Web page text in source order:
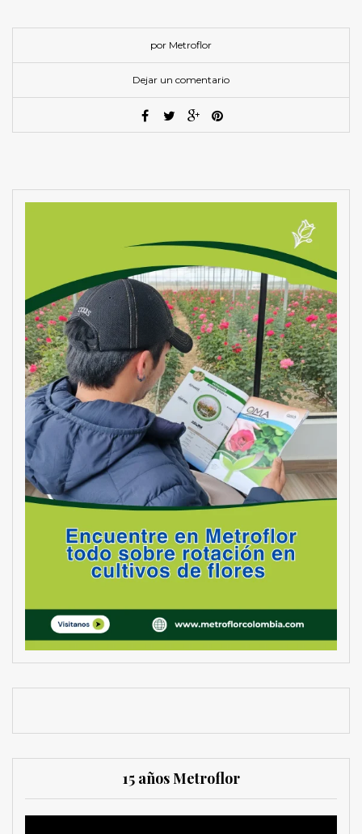
por Metroflor
Dejar un comentario
15 años Metroflor